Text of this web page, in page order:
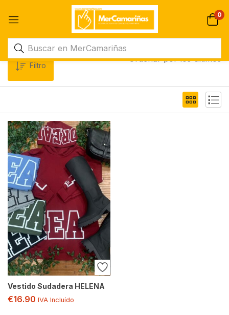
0
Filtro
Ordenar por los últimos
Vestido Sudadera HELENA
€16.90 IVA Incluído